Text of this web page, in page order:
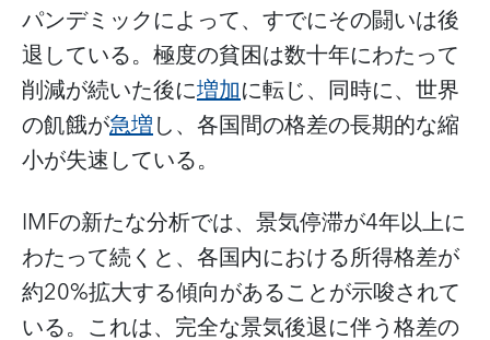
パンデミックによって、すでにその闘いは後
退している。極度の貧困は数十年にわたって
削減が続いた後に増加に転じ、同時に、世界
の飢餓が急増し、各国間の格差の長期的な縮
小が失速している。
IMFの新たな分析では、景気停滞が4年以上に
わたって続くと、各国内における所得格差が
約20%拡大する傾向があることが示唆されて
いる。これは、完全な景気後退に伴う格差の